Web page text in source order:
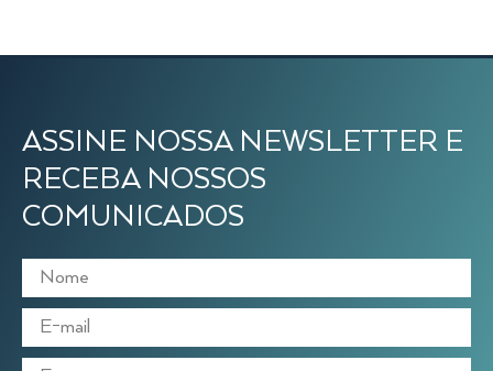
ASSINE NOSSA NEWSLETTER E
RECEBA NOSSOS
COMUNICADOS